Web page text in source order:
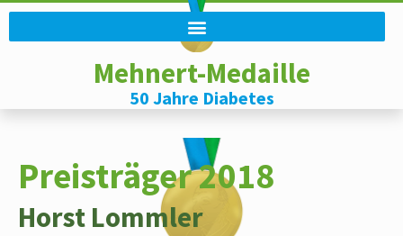
Mehnert-Medaille
50 Jahre Diabetes
Preisträger 2018
Horst Lommler